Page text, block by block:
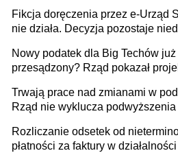
Fikcja doręczenia przez e-Urząd
nie działa. Decyzja pozostaje
Nowy podatek dla Big Techów już
przesądzony? Rząd pokazał
Trwają prace nad zmianami w
Rząd nie wyklucza
Rozliczanie odsetek od
płatności za faktury w działalności